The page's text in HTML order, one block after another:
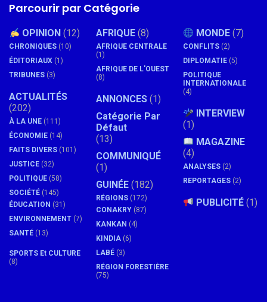
Parcourir par Catégorie
OPINION (12)
CHRONIQUES (10)
ÉDITORIAUX (1)
TRIBUNES (3)
ACTUALITÉS
(202)
À LA UNE (111)
ÉCONOMIE (14)
FAITS DIVERS (101)
JUSTICE (32)
POLITIQUE (58)
SOCIÉTÉ (145)
ÉDUCATION (31)
ENVIRONNEMENT (7)
SANTÉ (13)
SPORTS Et CULTURE
(8)
AFRIQUE (8)
AFRIQUE CENTRALE
(1)
AFRIQUE DE L'OUEST
(8)
ANNONCES (1)
Catégorie Par
Défaut
(13)
COMMUNIQUÉ
(1)
GUINÉE (182)
RÉGIONS (172)
CONAKRY (87)
KANKAN (4)
KINDIA (6)
LABÉ (3)
RÉGION FORESTIÈRE
(75)
MONDE (7)
CONFLITS (2)
DIPLOMATIE (5)
POLITIQUE
INTERNATIONALE
(4)
INTERVIEW
(1)
MAGAZINE
(4)
ANALYSES (2)
REPORTAGES (2)
PUBLICITÉ (1)